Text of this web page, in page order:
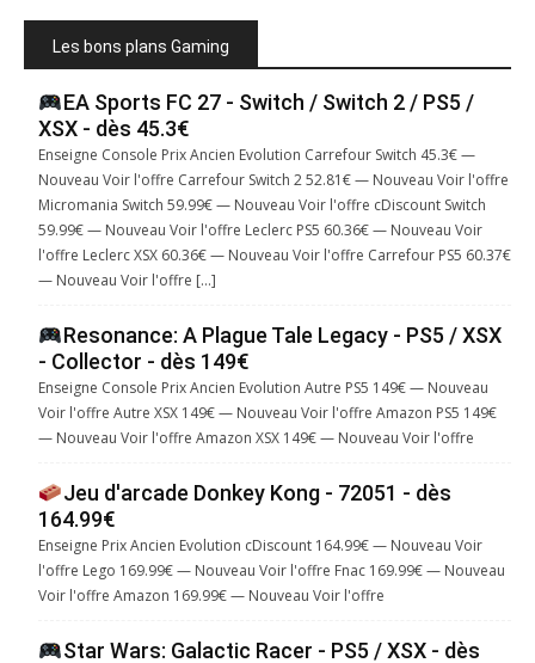
Les bons plans Gaming
EA Sports FC 27 - Switch / Switch 2 / PS5 /
XSX - dès 45.3€
Enseigne Console Prix Ancien Evolution Carrefour Switch 45.3€ —
Nouveau Voir l'offre Carrefour Switch 2 52.81€ — Nouveau Voir l'offre
Micromania Switch 59.99€ — Nouveau Voir l'offre cDiscount Switch
59.99€ — Nouveau Voir l'offre Leclerc PS5 60.36€ — Nouveau Voir
l'offre Leclerc XSX 60.36€ — Nouveau Voir l'offre Carrefour PS5 60.37€
— Nouveau Voir l'offre […]
Resonance: A Plague Tale Legacy - PS5 / XSX
- Collector - dès 149€
Enseigne Console Prix Ancien Evolution Autre PS5 149€ — Nouveau
Voir l'offre Autre XSX 149€ — Nouveau Voir l'offre Amazon PS5 149€
— Nouveau Voir l'offre Amazon XSX 149€ — Nouveau Voir l'offre
Jeu d'arcade Donkey Kong - 72051 - dès
164.99€
Enseigne Prix Ancien Evolution cDiscount 164.99€ — Nouveau Voir
l'offre Lego 169.99€ — Nouveau Voir l'offre Fnac 169.99€ — Nouveau
Voir l'offre Amazon 169.99€ — Nouveau Voir l'offre
Star Wars: Galactic Racer - PS5 / XSX - dès